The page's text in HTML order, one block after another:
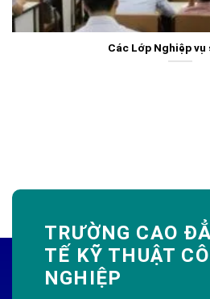
Các Lớp Nghiệp vụ
TRƯỜNG CAO
TẾ KỸ THUẬT
NGHIỆP